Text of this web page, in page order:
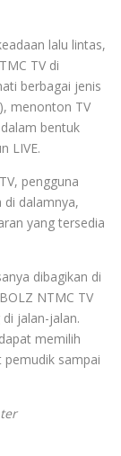
lalu lintas,
TV di
berbagai jenis
menonton TV
bentuk
LIVE.
pengguna
di dalamnya,
yang tersedia
dibagikan di
NTMC TV
jalan-jalan.
memilih
sampai